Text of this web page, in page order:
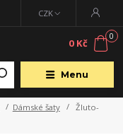
Menu
CZK
0
0 Kč
Dámské šaty
Žluto-